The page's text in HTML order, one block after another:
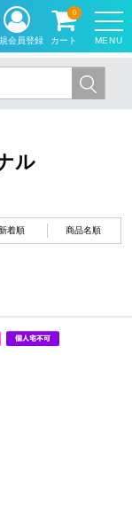
MENU
会員登録 カート
0
ル
着順 商品名順